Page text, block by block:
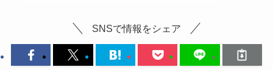
SNSで情報をシェア